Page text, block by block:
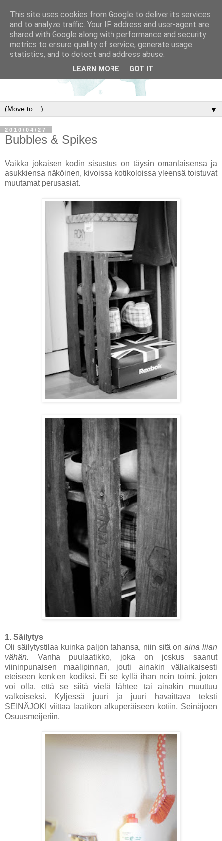
▼
2010/04/27
Bubbles & Spikes
Vaikka jokaisen kodin sisustus on täysin omanlaisensa ja
asukkiensa näköinen, kivoissa kotikoloissa yleensä toistuvat
muutamat perusasiat.
1. Säilytys
Oli säilytystilaa kuinka paljon tahansa, niin sitä onaina liian
vähän. Vanha puulaatikko, joka on joskus saanut
viininpunaisen maalipinnan, jouti ainakin väliaikaisesti
eteiseen kenkien kodiksi. Ei se kyllä ihan noin toimi, joten
voi olla, että se siitä vielä lähtee tai ainakin muuttuu
valkoiseksi. Kyljessä juuri ja juuri havaittava teksti
SEINÄJOKI viittaa laatikon alkuperäiseen kotiin, Seinäjoen
Osuusmeijeriin.
This site uses cookies from Google to deliver its services
and to analyze traffic. Your IP address and user-agent are
shared with Google along with performance and security
metrics to ensure quality of service, generate usage
statistics, and to detect and address abuse.
LEARN MORE GOT IT